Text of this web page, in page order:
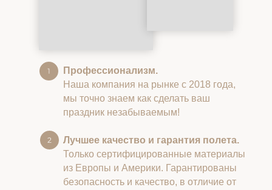
Профессионализм.
Наша компания на рынке с 2018 года,
мы точно знаем как сделать ваш
праздник незабываемым!
Лучшее качество и гарантия полета.
Только сертифицированные материалы
из Европы и Америки. Гарантированы
безопасность и качество, в отличие от